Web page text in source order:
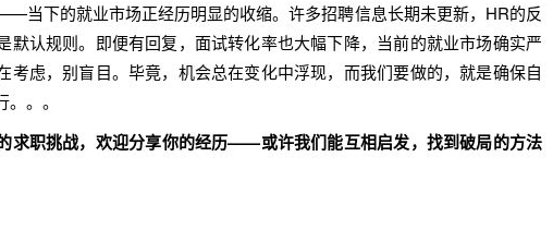
下的就业市场正经历明显的收缩。许多招聘信息长期未更新，HR的反
默认规则。即便有回复，面试转化率也大幅下降，当前的就业市场确实严
考虑，别盲目。毕竟，机会总在变化中浮现，而我们要做的，就是确保自
。。
求职挑战，欢迎分享你的经历——或许我们能互相启发，找到破局的方法